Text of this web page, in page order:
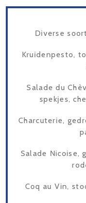
Diverse
Kruidenpesto,
Salade du
spekjes,
Charcuterie,
Salade Nicoise,
Coq au Vin,